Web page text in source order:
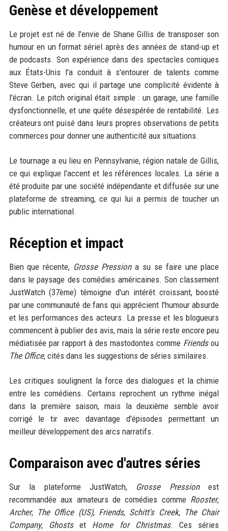
Genèse et développement
Le projet est né de l'envie de Shane Gillis de transposer son
humour en un format sériel après des années de stand-up et
de podcasts. Son expérience dans des spectacles comiques
aux États-Unis l'a conduit à s'entourer de talents comme
Steve Gerben, avec qui il partage une complicité évidente à
l'écran. Le pitch original était simple : un garage, une famille
dysfonctionnelle, et une quête désespérée de rentabilité. Les
créateurs ont puisé dans leurs propres observations de petits
commerces pour donner une authenticité aux situations.
Le tournage a eu lieu en Pennsylvanie, région natale de Gillis,
ce qui explique l'accent et les références locales. La série a
été produite par une société indépendante et diffusée sur une
plateforme de streaming, ce qui lui a permis de toucher un
public international.
Réception et impact
Bien que récente, Grosse Pressiona su se faire une place
dans le paysage des comédies américaines. Son classement
JustWatch (37ème) témoigne d'un intérêt croissant, boosté
par une communauté de fans qui apprécient l'humour absurde
et les performances des acteurs. La presse et les blogueurs
commencent à publier des avis, mais la série reste encore peu
médiatisée par rapport à des mastodontes comme Friendsou
The Office, cités dans les suggestions de séries similaires.
Les critiques soulignent la force des dialogues et la chimie
entre les comédiens. Certains reprochent un rythme inégal
dans la première saison, mais la deuxième semble avoir
corrigé le tir avec davantage d'épisodes permettant un
meilleur développement des arcs narratifs.
Comparaison avec d'autres séries
Sur la plateforme JustWatch, Grosse Pressionest
recommandée aux amateurs de comédies comme Rooster,
Archer, The Office (US), Friends, Schitt's Creek, The Chair
Company, Ghostset Home for Christmas. Ces séries